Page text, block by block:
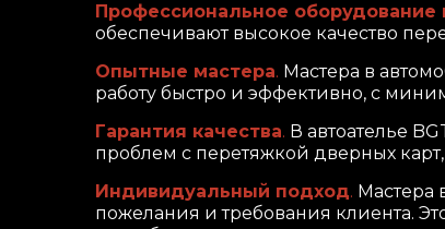
Профессиональное оборудование
обеспечивают высокое качество
Опытные мастера. Мастера в
работу быстро и эффективно, с
Гарантия качества. В автоателье
проблем с перетяжкой дверных
Индивидуальный подход. Мастера
пожелания и требования клиента.